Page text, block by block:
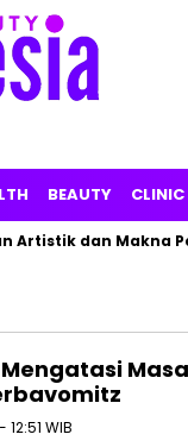
BEAUTY CLINIC
dan Makna
WIB